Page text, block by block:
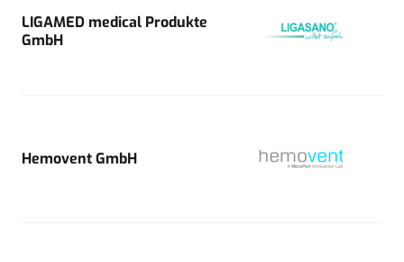
LIGAMED medical Produkte
GmbH
Hemovent GmbH